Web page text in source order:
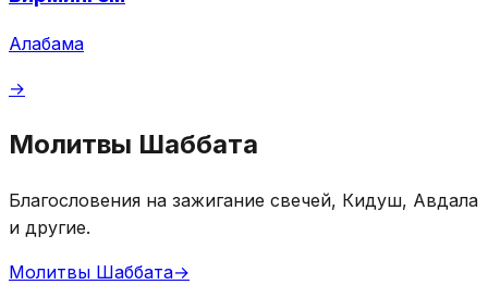
Алабама
→
Молитвы Шаббата
Благословения на зажигание свечей, Кидуш, Авдала
и другие.
Молитвы Шаббата→